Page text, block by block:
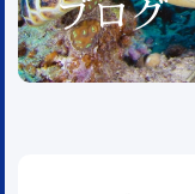
ブログ